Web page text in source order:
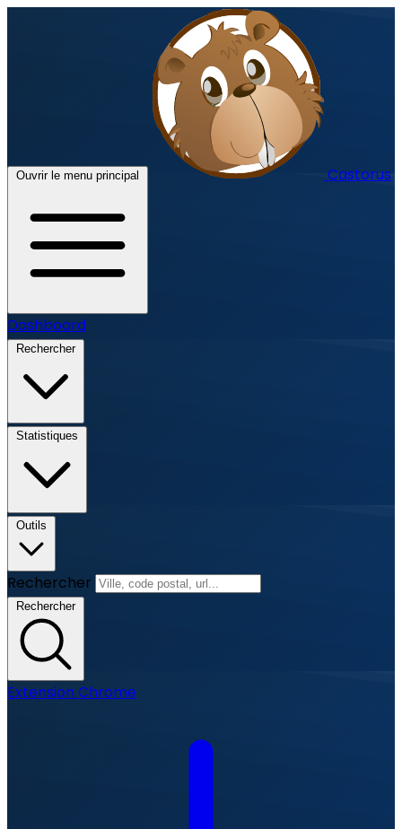
Ouvrir le menu principal Castorus
Dashboard
Rechercher
Statistiques
Outils
Rechercher
Rechercher
Extension Chrome